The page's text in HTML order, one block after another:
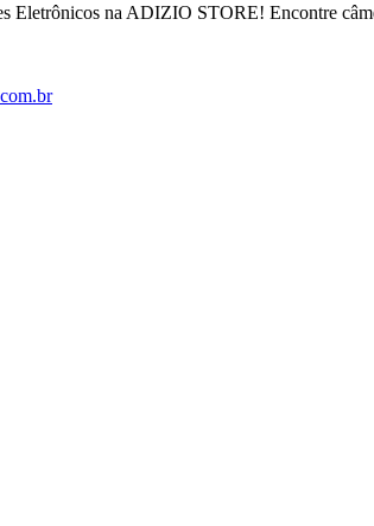
Eletrônicos na ADIZIO STORE! Encontre